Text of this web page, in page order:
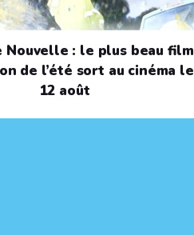
Nouvelle : le plus beau film
de l’été sort au cinéma le
12 août